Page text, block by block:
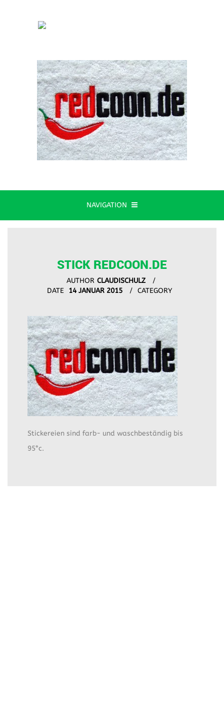
NAVIGATION
STICK REDCOON.DE
AUTHOR CLAUDISCHULZ
DATE 14 JANUAR 2015 CATEGORY
Stickereien sind farb- und waschbeständig bis
95°c.